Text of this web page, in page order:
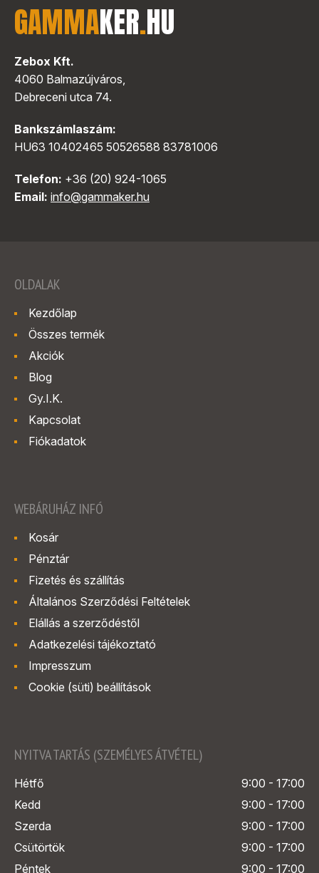
GAMMAKER.HU
Zebox Kft.
4060 Balmazújváros,
Debreceni utca 74.
Bankszámlaszám:
HU63 10402465 50526588 83781006
Telefon: +36 (20) 924-1065
Email: info@gammaker.hu
OLDALAK
Kezdőlap
Összes termék
Akciók
Blog
Gy.I.K.
Kapcsolat
Fiókadatok
WEBÁRUHÁZ INFÓ
Kosár
Pénztár
Fizetés és szállítás
Általános Szerződési Feltételek
Elállás a szerződéstől
Adatkezelési tájékoztató
Impresszum
Cookie (süti) beállítások
NYITVA TARTÁS (SZEMÉLYES ÁTVÉTEL)
Hétfő
9:00 - 17:00
Kedd
9:00 - 17:00
Szerda
9:00 - 17:00
Csütörtök
9:00 - 17:00
Péntek
9:00 - 17:00